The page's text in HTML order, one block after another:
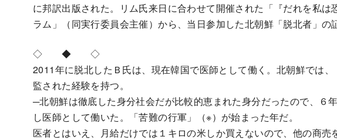
に邦訳出版された。リム氏来日に合わせて開催された「『だれを私
ラム」（同実行委員会主催）から、当日参加した北朝鮮「脱北者」の
◇ ◆ ◇
2011年に脱北したＢ氏は、現在韓国で医師として働く。北朝鮮では
監された経験を持つ。
─北朝鮮は徹底した身分社会だが比較的恵まれた身分だったので、６
し医師として働いた。「苦難の行軍」（※）が始まった年だ。
医者とはいえ、月給だけでは１キロの米しか買えないので、他の商売